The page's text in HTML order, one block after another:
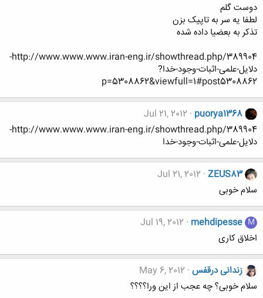
دوست گلم
لطفا یه سر به تاپیک بزن
تذکر به بعضیا داده شده
http://www.www.www.iran-eng.ir/showthread.php/389904-
دلایل-علمی-اثبات-وجود-خدا?
p=5308862&viewfull=1#post5308862
puorya1368
Jul 21, 2012
http://www.www.www.iran-eng.ir/showthread.php/389904-
دلایل-علمی-اثبات-وجود-خدا
ZEUS83
Jul 21, 2012
سلام خوبی
M
mehdipesse
Jul 19, 2012
اخلاق کاری
زندانی درقفس May 6, 2012
سلام خوبی؟ چه عجب از این ورا؟؟؟؟